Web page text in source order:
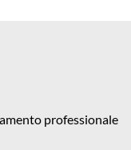
professionale